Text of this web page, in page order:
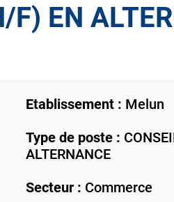
F) EN
Etablissement : Melun
Type de poste :
ALTERNANCE
Secteur : Commerce